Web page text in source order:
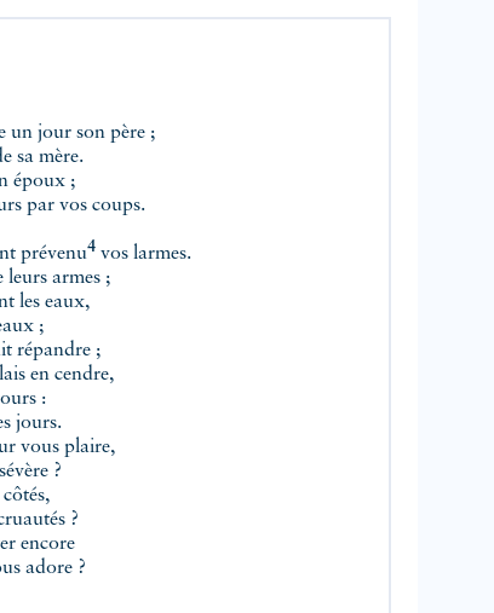
un jour son père ;
sa mère.
époux ;
par vos coups.
prévenu4 vos larmes.
leurs armes ;
les eaux,
;
répandre ;
en cendre,
:
jours.
vous plaire,
?
?
encore
adore ?